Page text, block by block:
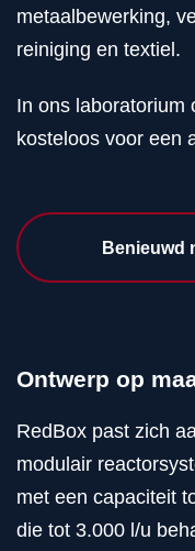
metaalbewerking,
reiniging en textiel.
In ons laboratorium
kosteloos voor een
Benieuwd
Ontwerp op
RedBox past zich
modulair
met een capaciteit
die tot 3.000 l/u